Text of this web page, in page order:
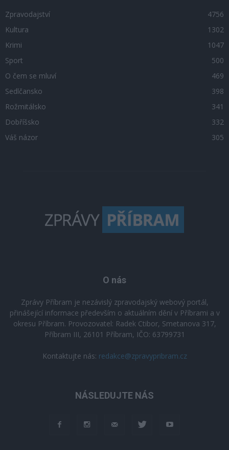
Zpravodajství
4756
Kultura
1302
Krimi
1047
Sport
500
O čem se mluví
469
Sedlčansko
398
Rožmitálsko
341
Dobříšsko
332
Váš názor
305
O nás
Zprávy Příbram je nezávislý zpravodajský webový portál,
přinášející informace především o aktuálním dění v Příbrami a v
okresu Příbram. Provozovatel: Radek Ctibor, Smetanova 317,
Příbram III, 26101 Příbram, IČO: 63799731
Kontaktujte nás: redakce@zpravypribram.cz
NÁSLEDUJTE NÁS